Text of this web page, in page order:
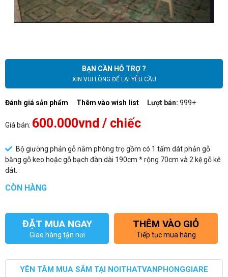
BẠN CẦN HỖ TRỢ ?
XIN VUI LÒNG ĐỂ LẠI YÊU CẦU
Đánh giá sản phẩm Thêm vào wish list Lượt bán: 999+
Giá bán: 600.000vnd / chiếc
Bộ giường phản gỗ nằm phòng trọ gồm có 1 tấm dát phản gỗ
bằng gỗ keo hoặc gỗ bạch đàn dài 190cm * rộng 70cm và 2 kệ gỗ kê
dát.
CÒN HÀNG
ĐẶT MUA NGAY
Giao hàng tận nơi
THÊM VÀO GIỎ
Tiếp tục mua hàng
YÊN TÂM MUA SẮM TẠI NOITHATVANPHONGGIARE